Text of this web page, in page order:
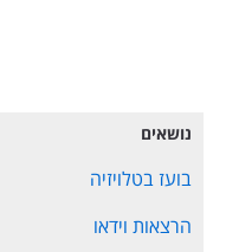
נושאים
בועז בטלויזיה
הרצאות וידאו